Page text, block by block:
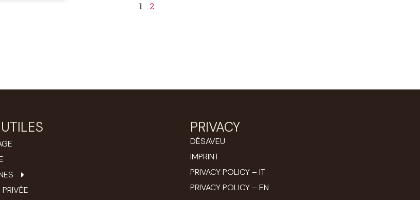
1 2
PRIVACY
DÉSAVEU
IMPRINT
PRIVACY POLICY – IT
PRIVACY POLICY – EN